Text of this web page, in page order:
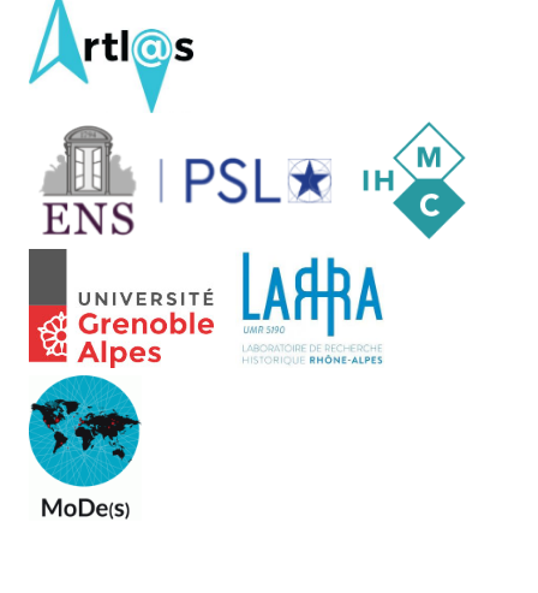
and Affective Afterlife in Collective Online
Art.Philipp Wüschner
Berlin
14:00 – 14:30 >
Beyond Text. Retracing
Artistic Shapes Through Computer
Vision.
Tino Mager , Delft Univ. of
Technology
14:30 – 15:00 >
Visual Style in Two Network
Era Sitcoms. Taylor ArnoldandLauren
Tilton, Univ. of Richmond
15:15 – 15:45 >
screen on cultural heritage, art, and
remembrance.
University Institute of Lisbon